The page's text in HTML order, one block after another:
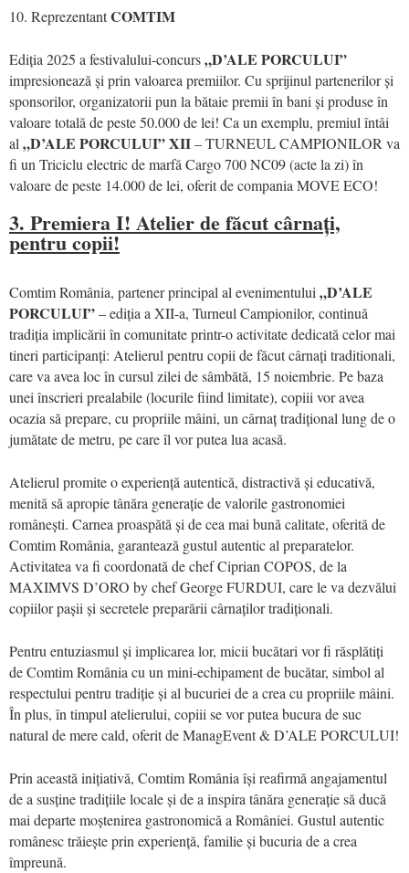
10. ReprezentantCOMTIM
Ediția 2025 a festivalului-concurs„D’ALE PORCULUI”
impresionează și prin valoarea premiilor. Cu sprijinul partenerilor și
sponsorilor, organizatorii pun la bătaie premii în bani și produse în
valoare totală de peste 50.000 de lei! Ca un exemplu, premiul întâi
al „D’ALE PORCULUI” XII– TURNEUL CAMPIONILOR va
fi un Triciclu electric de marfă Cargo 700 NC09 (acte la zi) în
valoare de peste 14.000 de lei, oferit de compania MOVE ECO!
3. Premiera I! Atelier de făcut cârnați,
pentru copii!
Comtim România, partener principal al evenimentului „D’ALE
PORCULUI”– ediția a XII-a, Turneul Campionilor, continuă
tradiția implicării în comunitate printr-o activitate dedicată celor mai
tineri participanți: Atelierul pentru copii de făcut cârnați traditionali,
care va avea loc în cursul zilei de sâmbătă, 15 noiembrie. Pe baza
unei înscrieri prealabile (locurile fiind limitate), copiii vor avea
ocazia să prepare, cu propriile mâini, un cârnaț tradițional lung de o
jumătate de metru, pe care îl vor putea lua acasă.
Atelierul promite o experiență autentică, distractivă și educativă,
menită să apropie tânăra generație de valorile gastronomiei
românești. Carnea proaspătă și de cea mai bună calitate, oferită de
Comtim România, garantează gustul autentic al preparatelor.
Activitatea va fi coordonată de chef Ciprian COPOS, de la
MAXIMVS D’ORO by chef George FURDUI, care le va dezvălui
copiilor pașii și secretele preparării cârnaților tradiționali.
Pentru entuziasmul și implicarea lor, micii bucătari vor fi răsplătiți
de Comtim România cu un mini-echipament de bucătar, simbol al
respectului pentru tradiție și al bucuriei de a crea cu propriile mâini.
În plus, în timpul atelierului, copiii se vor putea bucura de suc
natural de mere cald, oferit de ManagEvent & D’ALE PORCULUI!
Prin această inițiativă, Comtim România își reafirmă angajamentul
de a susține tradițiile locale și de a inspira tânăra generație să ducă
mai departe moștenirea gastronomică a României. Gustul autentic
românesc trăiește prin experiență, familie și bucuria de a crea
împreună.